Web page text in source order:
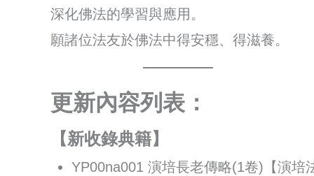
深化佛法的學習與應用。
願諸位法友於佛法中得安穩、得滋養。
更新內容列表：
【新收錄典籍】
YP00na001 演培長老傳略(1卷)【演培